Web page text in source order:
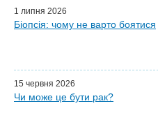
Партнери LISOD
1 липня 2026
Біопсія: чому не варто боятися
15 червня 2026
Чи може це бути рак?